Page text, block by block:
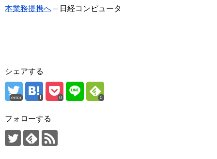
本業務提携へ – 日経コンピュータ
シェアする
error 0 0
フォローする